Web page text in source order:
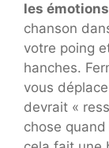
les
chanson
votre poing
hanches.
vous
devrait «
chose